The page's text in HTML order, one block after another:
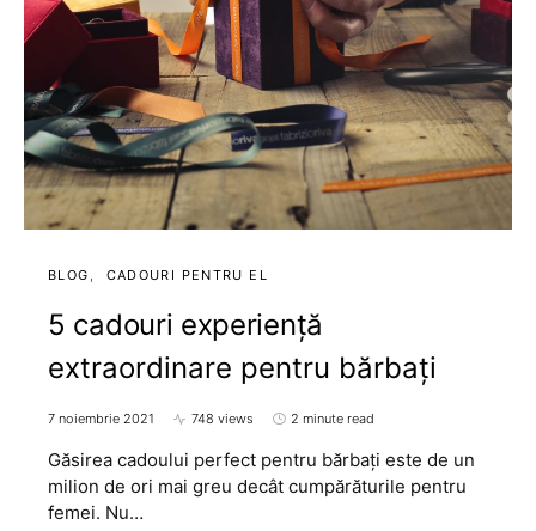
BLOG CADOURI PENTRU EL
5 cadouri experiență
extraordinare pentru bărbați
7 noiembrie 2021 748 views 2 minute read
Găsirea cadoului perfect pentru bărbați este de un
milion de ori mai greu decât cumpărăturile pentru
femei. Nu…